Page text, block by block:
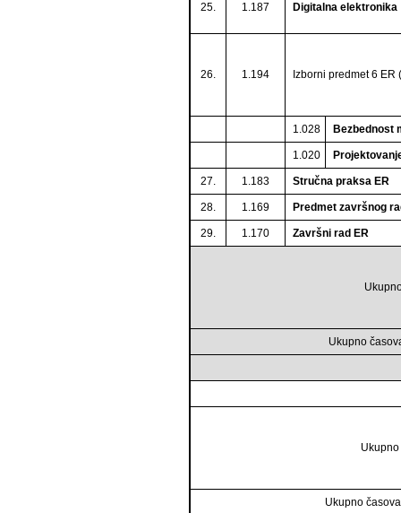
25. 1.187 Digitalna elektronika
26. 1.194 Izborni predmet 6 ER
1.028 Bezbednost
1.020
27. 1.183 Stručna praksa ER
28. 1.169 Predmet završnog
29. 1.170 Završni rad ER
Ukupno
Ukupno